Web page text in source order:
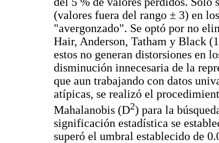
(valores fuera del rango ± 3) en
"avergonzado". Se optó por no
Hair, Anderson, Tatham y Black
estos no generan distorsiones en
disminución innecesaria de la
que aun trabajando con datos
atípicas, se realizó el
Mahalanobis (D2) para la
significación estadística se
superó el umbral establecido de